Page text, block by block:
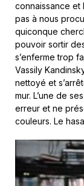
connaissance et
pas à nous
quiconque
pouvoir sortir
s’enferme trop
Vassily
nettoyé et
mur. L’une de
erreur et ne
couleurs. Le